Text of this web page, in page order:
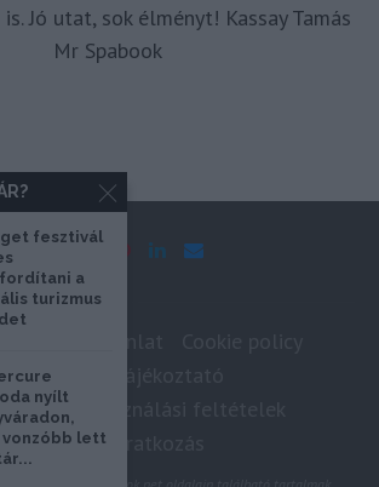
Jó utat, sok élményt! Kassay Tamás
Mr Spabook
tájékoztató
jogok, felhasználási feltételek
Hírlevél feliratkozás
fesztivál
a
turizmus
nyílt
vonzóbb lett